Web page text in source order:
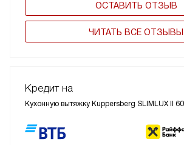
ОСТАВИТЬ ОТЗЫВ
ЧИТАТЬ ВСЕ ОТЗЫВЫ
Кредит на
Кухонную вытяжку Kuppersberg SLIMLUX II